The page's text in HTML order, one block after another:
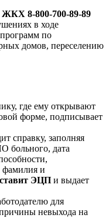
8-800-700-89-89
в ходе
по
домов, переселению
где ему открывают
форме, подписывает
справку, заполняя
больного, дата
фамилия и
ставит ЭЦП и выдает
для
невыхода на